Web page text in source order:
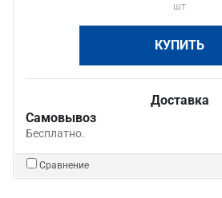
шт
КУПИТЬ
Доставка
Самовывоз
Бесплатно.
Сравнение